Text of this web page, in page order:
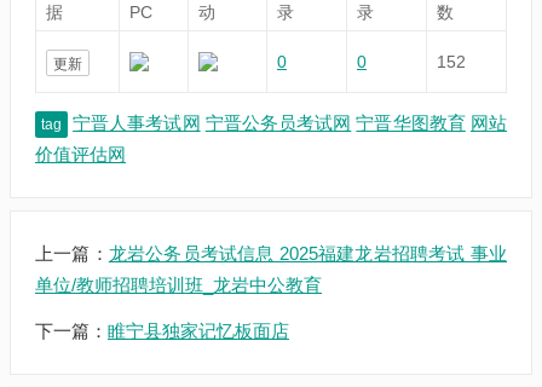
据
PC
动
录
录
数
更新 0 0 152
tag 宁晋人事考试网 宁晋公务员考试网 宁晋华图教育 网站
价值评估网
上一篇： 龙岩公务员考试信息 2025福建龙岩招聘考试 事业
单位/教师招聘培训班_龙岩中公教育
下一篇： 睢宁县独家记忆板面店